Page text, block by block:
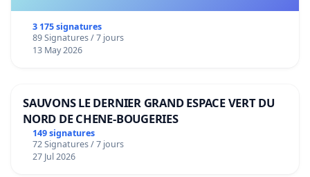
3 175 signatures
89 Signatures / 7 jours
13 May 2026
SAUVONS LE DERNIER GRAND ESPACE VERT DU
NORD DE CHENE-BOUGERIES
149 signatures
72 Signatures / 7 jours
27 Jul 2026